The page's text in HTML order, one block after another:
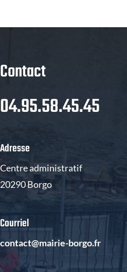
Contact
04.95.58.45.45
Adresse
Centre administratif
20290 Borgo
Courriel
contact@mairie-borgo.fr